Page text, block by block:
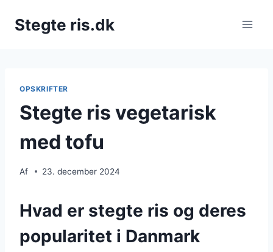
Stegte ris.dk
OPSKRIFTER
Stegte ris vegetarisk
med tofu
Af 23. december 2024
Hvad er stegte ris og deres
popularitet i Danmark